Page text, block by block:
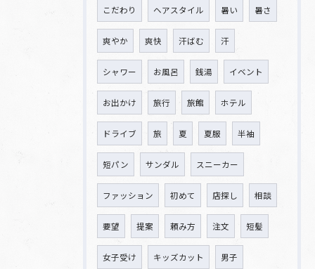
こだわり ヘアスタイル 暑い 暑さ
爽やか 爽快 汗ばむ 汗
シャワー お風呂 銭湯 イベント
お出かけ 旅行 旅館 ホテル
ドライブ 旅 夏 夏服 半袖
短パン サンダル スニーカー
ファッション 初めて 店探し 相談
要望 提案 頼み方 注文 短髪
女子受け キッズカット 男子